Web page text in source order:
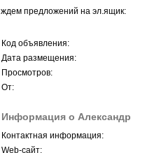
ждем предложений на эл.ящик:
Код объявления:
Дата размещения:
Просмотров:
От:
Информация о Александр
Контактная информация:
Web-сайт: